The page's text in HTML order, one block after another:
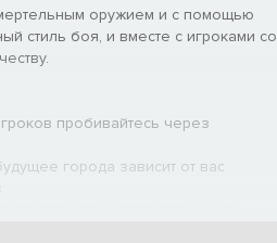
оружием и с помощью
стиль боя, и вместе с игроками со
пробивайтесь через
города зависит от вас